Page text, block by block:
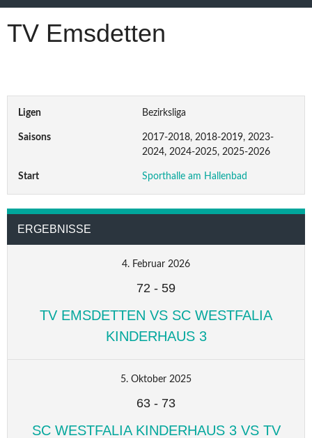
TV Emsdetten
Ligen Bezirksliga
Saisons
2017-2018, 2018-2019, 2023-
2024, 2024-2025, 2025-2026
Start Sporthalle am Hallenbad
ERGEBNISSE
4. Februar 2026
72 - 59
TV EMSDETTEN VS SC WESTFALIA
KINDERHAUS 3
5. Oktober 2025
63 - 73
SC WESTFALIA KINDERHAUS 3 VS TV